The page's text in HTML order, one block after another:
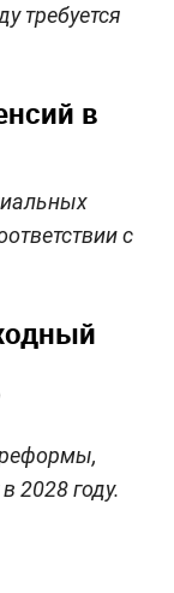
требуется
в
с
2028 году.